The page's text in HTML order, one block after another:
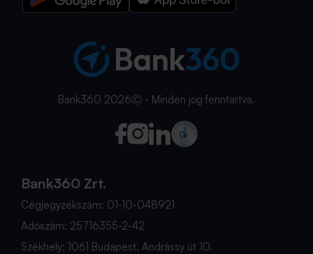
Bank360 2026Ⓒ - Minden jog fenntartva.
Bank360 Zrt.
Cégjegyzékszám: 01-10-048921
Adószám: 25716355-2-42
Székhely: 1061 Budapest, Andrássy út 10.